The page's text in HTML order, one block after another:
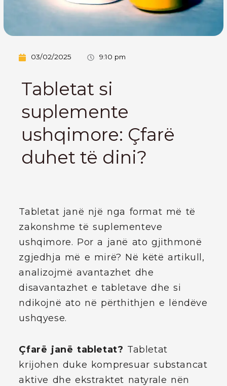
03/02/2025 9:10 pm
Tabletat si
suplemente
ushqimore: Çfarë
duhet të dini?
Tabletat janë një nga format më të
zakonshme të suplementeve
ushqimore. Por a janë ato gjithmonë
zgjedhja më e mirë? Në këtë artikull,
analizojmë avantazhet dhe
disavantazhet e tabletave dhe si
ndikojnë ato në përthithjen e lëndëve
ushqyese.
Çfarë janë tabletat? Tabletat
krijohen duke kompresuar substancat
aktive dhe ekstraktet natyrale nën